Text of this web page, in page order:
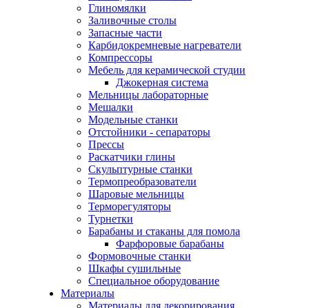
Глиномялки
Заливочные столы
Запасные части
Карбидокремневые нагреватели
Компрессоры
Мебель для керамической студии
Джокерная система
Мельницы лабораторные
Мешалки
Модельные станки
Отстойники - сепараторы
Прессы
Раскатчики глины
Скульптурные станки
Термопреобразователи
Шаровые мельницы
Терморегуляторы
Турнетки
Барабаны и стаканы для помола
Фарфоровые барабаны
Формовочные станки
Шкафы сушильные
Специальное оборудование
Материалы
Материалы для декорирования